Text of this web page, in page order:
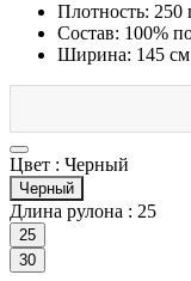
Плотность: 250
Состав: 100%
Ширина: 145 см
Цвет : Черный
Черный
Длина рулона : 25
25
30